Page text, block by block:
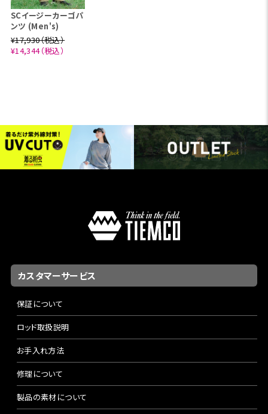
SCイージーカーゴパ
ンツ (Men's)
¥17,930（税込）
¥14,344（税込）
カスタマーサービス
保証について
ロッド取扱説明
お手入れ方法
修理について
製品の素材について